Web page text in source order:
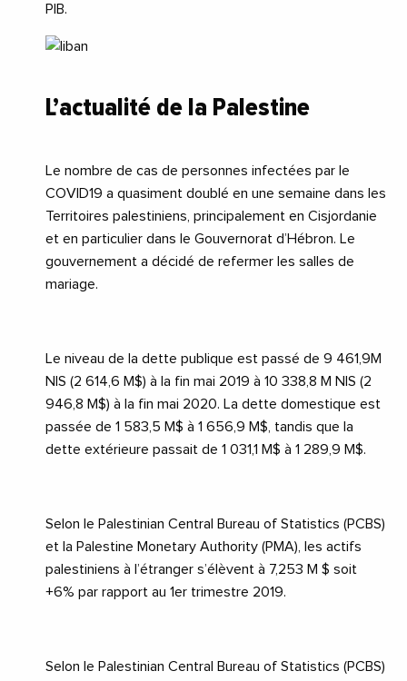
PIB.
L’actualité de la Palestine
Le nombre de cas de personnes infectées par le
COVID19 a quasiment doublé en une semaine dans les
Territoires palestiniens, principalement en Cisjordanie
et en particulier dans le Gouvernorat d’Hébron. Le
gouvernement a décidé de refermer les salles de
mariage.
Le niveau de la dette publique est passé de 9 461,9M
NIS (2 614,6 M$) à la fin mai 2019 à 10 338,8 M NIS (2
946,8 M$) à la fin mai 2020. La dette domestique est
passée de 1 583,5 M$ à 1 656,9 M$, tandis que la
dette extérieure passait de 1 031,1 M$ à 1 289,9 M$.
Selon le Palestinian Central Bureau of Statistics (PCBS)
et la Palestine Monetary Authority (PMA), les actifs
palestiniens à l’étranger s’élèvent à 7,253 M $ soit
+6% par rapport au 1er trimestre 2019.
Selon le Palestinian Central Bureau of Statistics (PCBS)